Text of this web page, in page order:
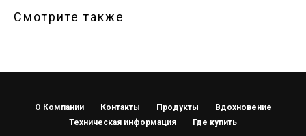
Смотрите также
О Компании Контакты Продукты
Вдохновение
Техническая информация
Где купить